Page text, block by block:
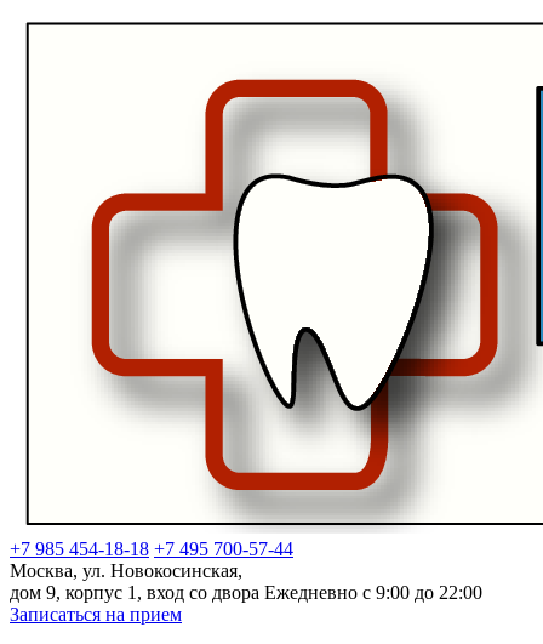
+7 985 454-18-18 +7 495 700-57-44
Москва, ул. Новокосинская,
дом 9, корпус 1, вход со двора Ежедневно с 9:00 до 22:00
Записаться на прием